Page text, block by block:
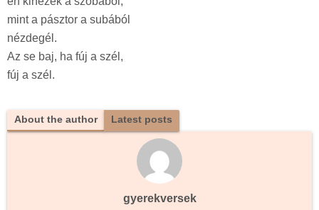
mint a pásztor a subából
nézdegél.
Az se baj, ha fúj a szél,
fúj a szél.
About the author Latest posts
gyerekversek